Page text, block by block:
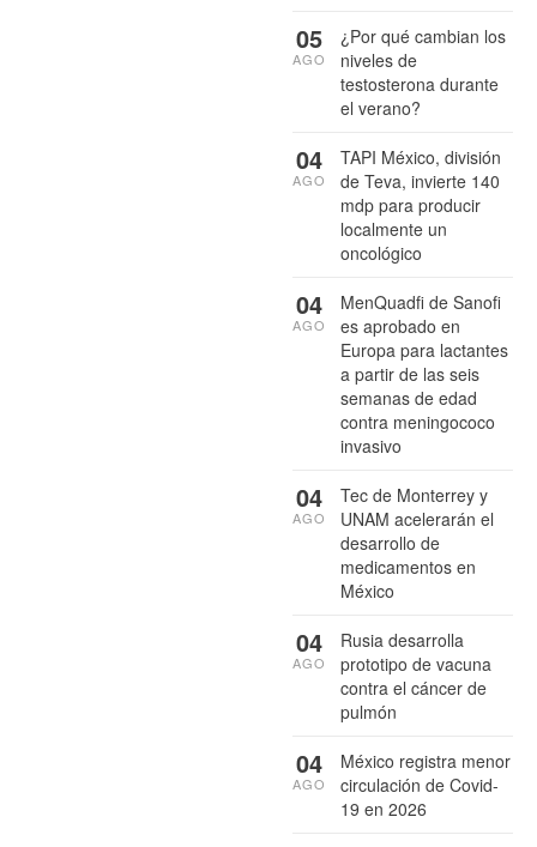
¿Por qué cambian los
niveles de
testosterona durante
el verano?
05
AGO
TAPI México, división
de Teva, invierte 140
mdp para producir
localmente un
oncológico
04
AGO
MenQuadfi de Sanofi
es aprobado en
Europa para lactantes
a partir de las seis
semanas de edad
contra meningococo
invasivo
04
AGO
Tec de Monterrey y
UNAM acelerarán el
desarrollo de
medicamentos en
México
04
AGO
Rusia desarrolla
prototipo de vacuna
contra el cáncer de
pulmón
04
AGO
México registra menor
circulación de Covid-
19 en 2026
04
AGO